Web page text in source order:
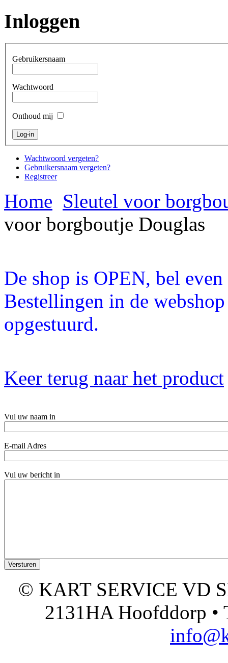
Inloggen
Gebruikersnaam
Wachtwoord
Onthoud mij
Wachtwoord vergeten?
Gebruikersnaam vergeten?
Registreer
Home Sleutel voor
voor borgboutje Douglas
De shop is OPEN, bel
Bestellingen in de
opgestuurd.
Keer terug naar het product
Vul uw naam in
E-mail Adres
Vul uw bericht in
© KART SERVICE VD
2131HA Hoofddorp •